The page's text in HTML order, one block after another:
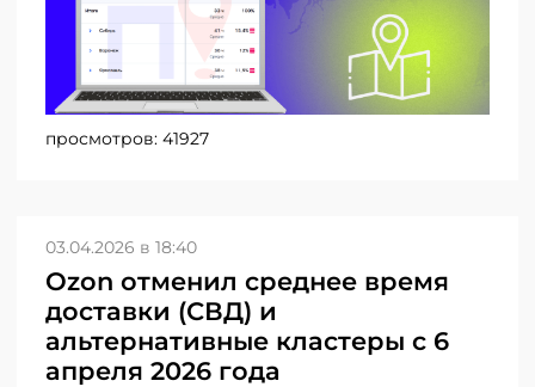
просмотров: 41927
03.04.2026 в 18:40
Ozon отменил среднее время
доставки (СВД) и
альтернативные кластеры с 6
апреля 2026 года